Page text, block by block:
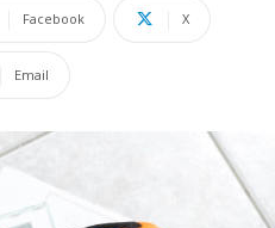
Facebook X
Email